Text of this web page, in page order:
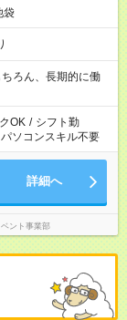
袋
ろん、長期的に働
OK / シフト勤
パソコンスキル不要
詳細へ
ント事業部